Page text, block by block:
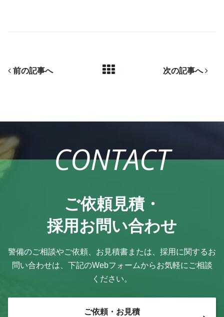
前の記事へ 次の記事へ
CONTACT
ご依頼見積・
採用お問い合わせ
警備のご相談やご依頼、お見積書または、採用に関するお
問い合わせは、 下記のWebフォームからお気軽にご相談
ください。
ご依頼・お見積